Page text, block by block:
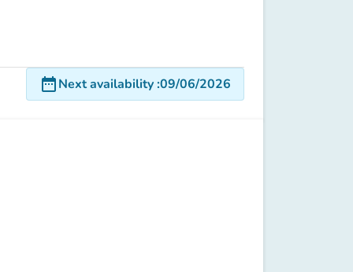
date_rangeNext availability:09/06/2026